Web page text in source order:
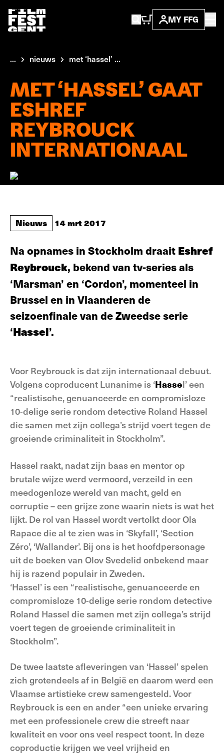
MY FFG
... nieuws met ‘hassel’ ...
MET ‘HASSEL’ GAAT
ESHREF
REYBROUCK
INTERNATIONAAL
Nieuws 14 mrt 2017
Na opnames in Stockholm draait Eshref
Reybrouck, bekend van tv-series als
‘Marsman’ en ‘Cordon’, momenteel in
Brussel en in Vlaanderen de
seizoenfinale van de Zweedse serie
‘Hassel’.
Voor Reybrouck is dat zijn internationaal debuut.
Volgens coproducent Lunanime is ‘Hassel’ een
“realistische, genuanceerde en compromisloze
10-delige serie rondom detective Roland Hassel
die samen met zijn collega’s strijd voert tegen de
groeiende criminaliteit in Stockholm”.
Hassel raakt, nadat zijn baas en mentor op
brutale wijze werd vermoord, verzeild in een
meedogenloze wereld van macht, geld en
corruptie – een grijze zone waarin niets is wat het
lijkt. De rol van Hassel wordt vertolkt door Ola
Rapace die al te zien was in ‘Skyfall’, ‘Section
Zéro’, ‘Wallander’. Bij ons is het hoofdpersonage
uit de boeken van Olov Svedelid onbekend maar
hij is razend populair in Zweden.
‘Hassel’ is een “realistische, genuanceerde en
compromisloze 10-delige serie rondom detective
Roland Hassel die samen met zijn collega’s strijd
voert tegen de groeiende criminaliteit in
Stockholm”.
De twee laatste afleveringen van ‘Hassel’ spelen
zich grotendeels af in België en daarom werd een
Vlaamse artistieke crew samengesteld. Voor
Reybrouck is een en ander “een unieke ervaring
met een professionele crew die streeft naar
kwaliteit en voor ons veel respect toont. In deze
coproductie krijgen we veel vrijheid en